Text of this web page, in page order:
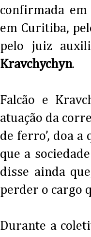
confirmada
em Curitiba,
pelo juiz
Kravchychyn.
Falcão e
atuação da
de ferro’, doa
que a
disse ainda
perder o cargo
Durante a